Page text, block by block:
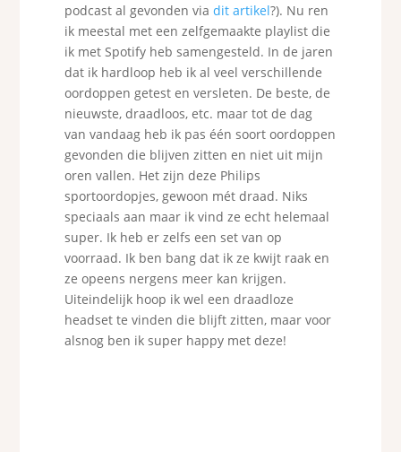
podcast al gevonden viadit artikel?). Nu ren
ik meestal met een zelfgemaakte playlist die
ik met Spotify heb samengesteld. In de jaren
dat ik hardloop heb ik al veel verschillende
oordoppen getest en versleten. De beste, de
nieuwste, draadloos, etc. maar tot de dag
van vandaag heb ik pas één soort oordoppen
gevonden die blijven zitten en niet uit mijn
oren vallen. Het zijn deze Philips
sportoordopjes, gewoon mét draad. Niks
speciaals aan maar ik vind ze echt helemaal
super. Ik heb er zelfs een set van op
voorraad. Ik ben bang dat ik ze kwijt raak en
ze opeens nergens meer kan krijgen.
Uiteindelijk hoop ik wel een draadloze
headset te vinden die blijft zitten, maar voor
alsnog ben ik super happy met deze!